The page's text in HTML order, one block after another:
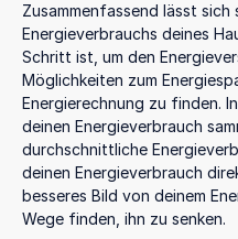
Zusammenfassend lässt
Energieverbrauchs deines
Schritt ist, um den
Möglichkeiten zum
Energierechnung zu finden.
deinen Energieverbrauch
durchschnittliche
deinen Energieverbrauch
besseres Bild von deinem
Wege finden, ihn zu senken.